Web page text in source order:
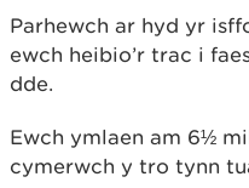
Parhewch ar hyd yr
ewch heibio’r trac i
dde.
Ewch ymlaen am 6½
cymerwch y tro tynn